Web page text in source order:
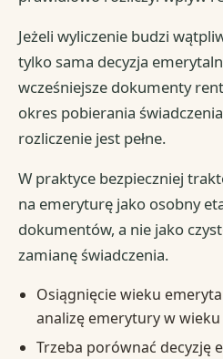
Jeżeli wyliczenie budzi
tylko sama decyzja
wcześniejsze dokumenty
okres pobierania
rozliczenie jest pełne.
W praktyce bezpieczniej
na emeryturę jako osobny
dokumentów, a nie jako
zamianę świadczenia.
Osiągnięcie wieku
analizę emerytury w
Trzeba porównać decyzję